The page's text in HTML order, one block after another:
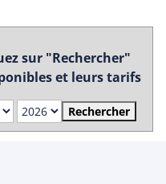
sur "Rechercher"
et leurs tarifs
Rechercher